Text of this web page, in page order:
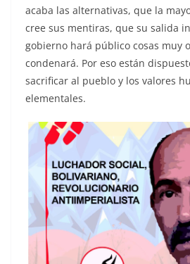
acaba las alternativas, que la
cree sus mentiras, que su salida
gobierno hará público cosas muy
condenará. Por eso están
sacrificar al pueblo y los valores
elementales.